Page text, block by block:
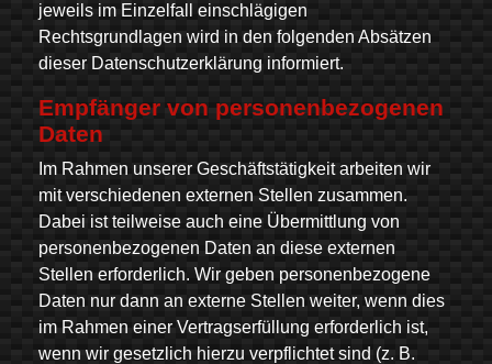
jeweils im Einzelfall einschlägigen
Rechtsgrundlagen wird in den folgenden Absätzen
dieser Datenschutzerklärung informiert.
Empfänger von personenbezogenen
Daten
Im Rahmen unserer Geschäftstätigkeit arbeiten wir
mit verschiedenen externen Stellen zusammen.
Dabei ist teilweise auch eine Übermittlung von
personenbezogenen Daten an diese externen
Stellen erforderlich. Wir geben personenbezogene
Daten nur dann an externe Stellen weiter, wenn dies
im Rahmen einer Vertragserfüllung erforderlich ist,
wenn wir gesetzlich hierzu verpflichtet sind (z. B.